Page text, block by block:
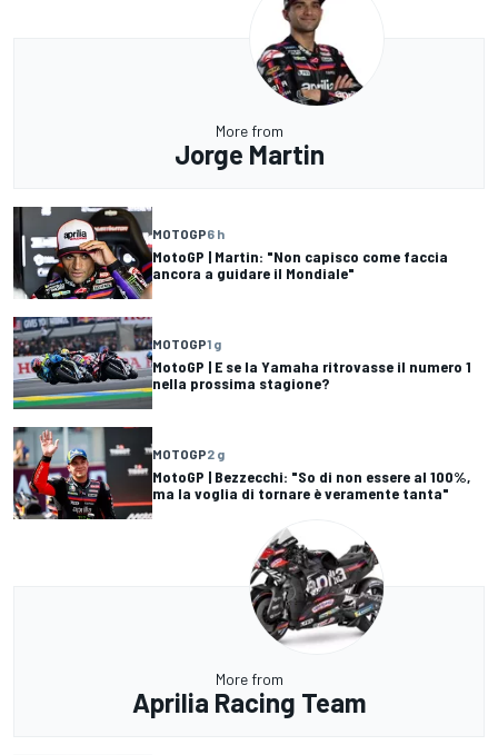
More from
Jorge Martin
MOTOGP6 h
MotoGP | Martin: "Non capisco come faccia
ancora a guidare il Mondiale"
MOTOGP1 g
MotoGP | E se la Yamaha ritrovasse il numero 1
nella prossima stagione?
MOTOGP2 g
MotoGP | Bezzecchi: "So di non essere al 100%,
ma la voglia di tornare è veramente tanta"
More from
Aprilia Racing Team